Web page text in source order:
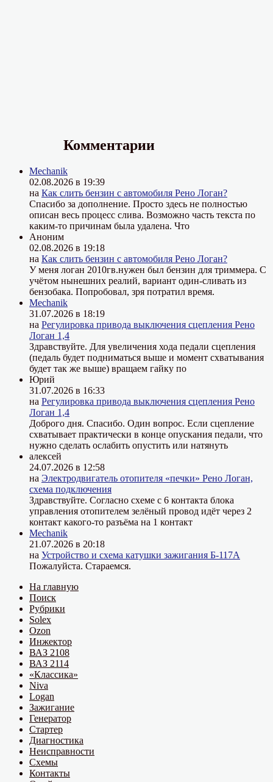
Комментарии
Mechanik
02.08.2026 в 19:39
на Как слить бензин с автомобиля Рено Логан?
Спасибо за дополнение. Просто здесь не полностью
описан весь процесс слива. Возможно часть текста по
каким-то причинам была удалена. Что
Аноним
02.08.2026 в 19:18
на Как слить бензин с автомобиля Рено Логан?
У меня логан 2010гв.нужен был бензин для триммера. С
учётом нынешних реалий, вариант один-сливать из
бензобака. Попробовал, зря потратил время.
Mechanik
31.07.2026 в 18:19
на Регулировка привода выключения сцепления Рено
Логан 1,4
Здравствуйте. Для увеличения хода педали сцепления
(педаль будет подниматься выше и момент схватывания
будет так же выше) вращаем гайку по
Юрий
31.07.2026 в 16:33
на Регулировка привода выключения сцепления Рено
Логан 1,4
Доброго дня. Спасибо. Один вопрос. Если сцепление
схватывает практически в конце опускания педали, что
нужно сделать ослабить опустить или натянуть
алексей
24.07.2026 в 12:58
на Электродвигатель отопителя «печки» Рено Логан,
схема подключения
Здравствуйте. Согласно схеме с 6 контакта блока
управления отопителем зелёный провод идёт через 2
контакт какого-то разъёма на 1 контакт
Mechanik
21.07.2026 в 20:18
на Устройство и схема катушки зажигания Б-117А
Пожалуйста. Стараемся.
На главную
Поиск
Рубрики
Solex
Ozon
Инжектор
ВАЗ 2108
ВАЗ 2114
«Классика»
Niva
Logan
Зажигание
Генератор
Стартер
Диагностика
Неисправности
Схемы
Контакты